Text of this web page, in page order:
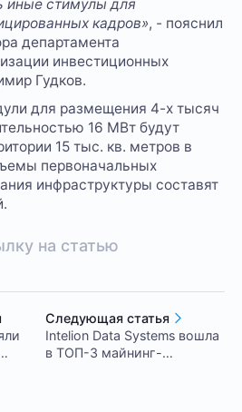
иные стимулы для
кадров», - пояснил
департамента
инвестиционных
Гудков.
для размещения 4-х тысяч
16 МВт будут
15 тыс. кв. метров в
первоначальных
инфраструктуры составят
на статью
Следующая статья
Intelion Data Systems вошла
в ТОП-3 майнинг-